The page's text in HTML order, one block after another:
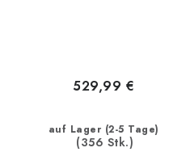
auf Lager (2-5 Tage)
(356 Stk.)
529,99 €